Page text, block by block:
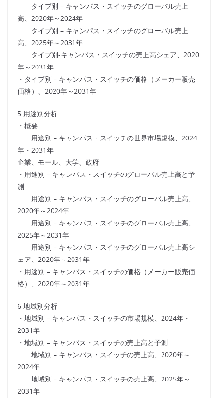
タイプ別 – キャンパス・スイッチのグローバル売上
高、2020年～2024年
タイプ別 – キャンパス・スイッチのグローバル売上
高、2025年～2031年
タイプ別-キャンパス・スイッチの売上高シェア、2020
年～2031年
・タイプ別 – キャンパス・スイッチの価格（メーカー販売
価格）、2020年～2031年
5 用途別分析
・概要
用途別 – キャンパス・スイッチの世界市場規模、2024
年・2031年
企業、モール、大学、政府
・用途別 – キャンパス・スイッチのグローバル売上高と予
測
用途別 – キャンパス・スイッチのグローバル売上高、
2020年～2024年
用途別 – キャンパス・スイッチのグローバル売上高、
2025年～2031年
用途別 – キャンパス・スイッチのグローバル売上高シ
ェア、2020年～2031年
・用途別 – キャンパス・スイッチの価格（メーカー販売価
格）、2020年～2031年
6 地域別分析
・地域別 – キャンパス・スイッチの市場規模、2024年・
2031年
・地域別 – キャンパス・スイッチの売上高と予測
地域別 – キャンパス・スイッチの売上高、2020年～
2024年
地域別 – キャンパス・スイッチの売上高、2025年～
2031年